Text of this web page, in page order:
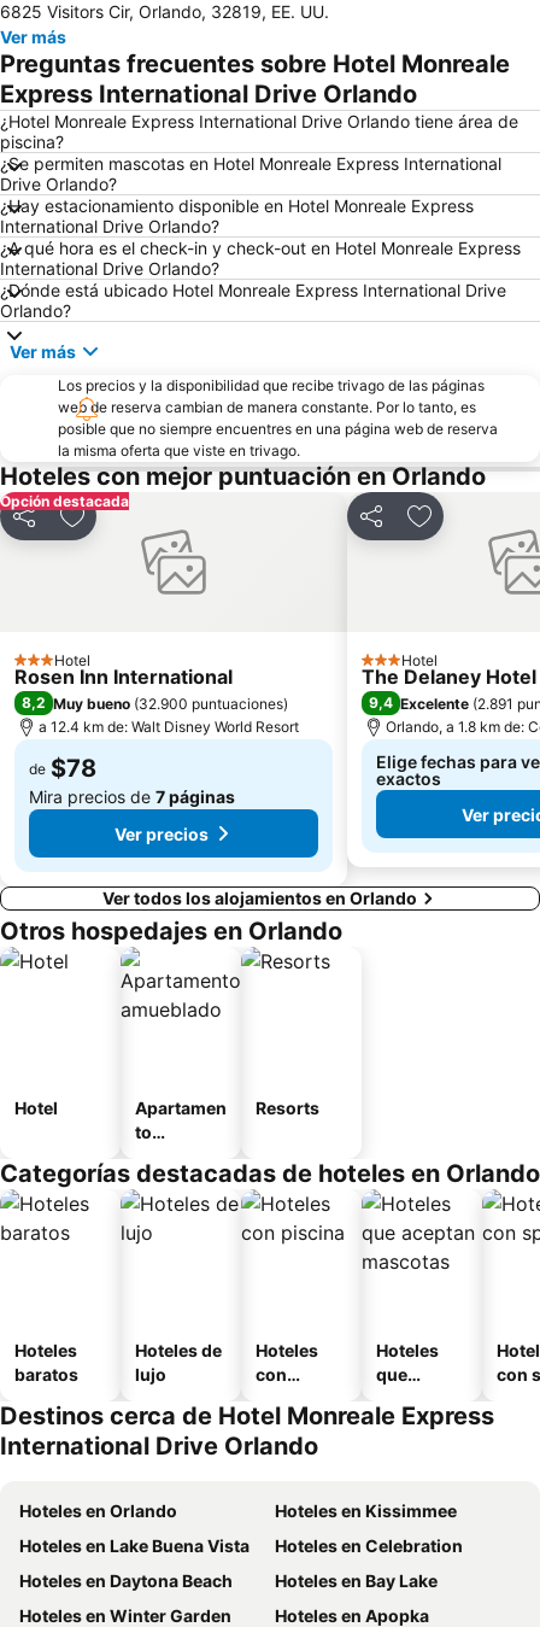
Disney's Animal Kingdom Park
Lake Buena Vista Factory Shops
Orange World
Hard Rock Cafe Orlando
Discovery Cove
Disney Springs
Disney's Hollywood Studios
Macy's Florida Mall
Downtown Arts District of Orlando
Mickey’s Very Merry Christmas Party
Disney's Blizzard Beach Water Park
Epcot - Walt Disney World Resort
Kissimmee Gateway Airport
Orlando International
Halloween Horror Nights
Aquatica
Kia Center
Epcot International Flower & Garden Festival
Lake Como Park
Magic Outlet Mall
Grand Bohemian
Central Florida Home & Garden Show Orlando
6825 Visitors Cir, Orlando, 32819, EE. UU.
Ver más
Preguntas frecuentes sobre Hotel Monreale
Express International Drive Orlando
¿Hotel Monreale Express International Drive Orlando tiene área de
piscina?
¿Se permiten mascotas en Hotel Monreale Express International
Drive Orlando?
¿Hay estacionamiento disponible en Hotel Monreale Express
International Drive Orlando?
¿A qué hora es el check-in y check-out en Hotel Monreale Express
International Drive Orlando?
¿Dónde está ubicado Hotel Monreale Express International Drive
Orlando?
Ver más
Los precios y la disponibilidad que recibe trivago de las páginas
web de reserva cambian de manera constante. Por lo tanto, es
posible que no siempre encuentres en una página web de reserva
la misma oferta que viste en trivago.
Hoteles con mejor puntuación en Orlando
Opción destacada
CompartirAgregar a favoritos
3 Estrellas
Hotel
Rosen Inn International
8,2 Muy bueno (32.900 puntuaciones)
a 12.4 km de: Walt Disney World Resort
de $78
Mira precios de 7 páginas
Ver precios
CompartirAgregar a
3 Estrellas
Hotel
The Delaney Hotel
9,4 Excelente (2.891
Orlando, a 1.8 km de:
Elige fechas para
exactos
Ver
Ver todos los alojamientos en Orlando
Otros hospedajes en Orlando
Hotel
Apartamen
to
o
Resorts
Categorías destacadas de hoteles en Orlando
Hoteles
baratos
Hoteles de
lujo
Hoteles
con
Hoteles
que
mascotas
con
Destinos cerca de Hotel Monreale Express
International Drive Orlando
Hoteles en Orlando
Hoteles en Kissimmee
Hoteles en Lake Buena Vista
Hoteles en Celebration
Hoteles en Daytona Beach
Hoteles en Bay Lake
Hoteles en Winter Garden
Hoteles en Apopka